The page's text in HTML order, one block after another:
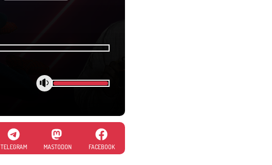
TELEGRAM MASTODON FACEBOOK